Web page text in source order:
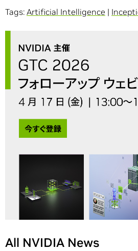
Tags: Artificial Intelligence |
All NVIDIA News